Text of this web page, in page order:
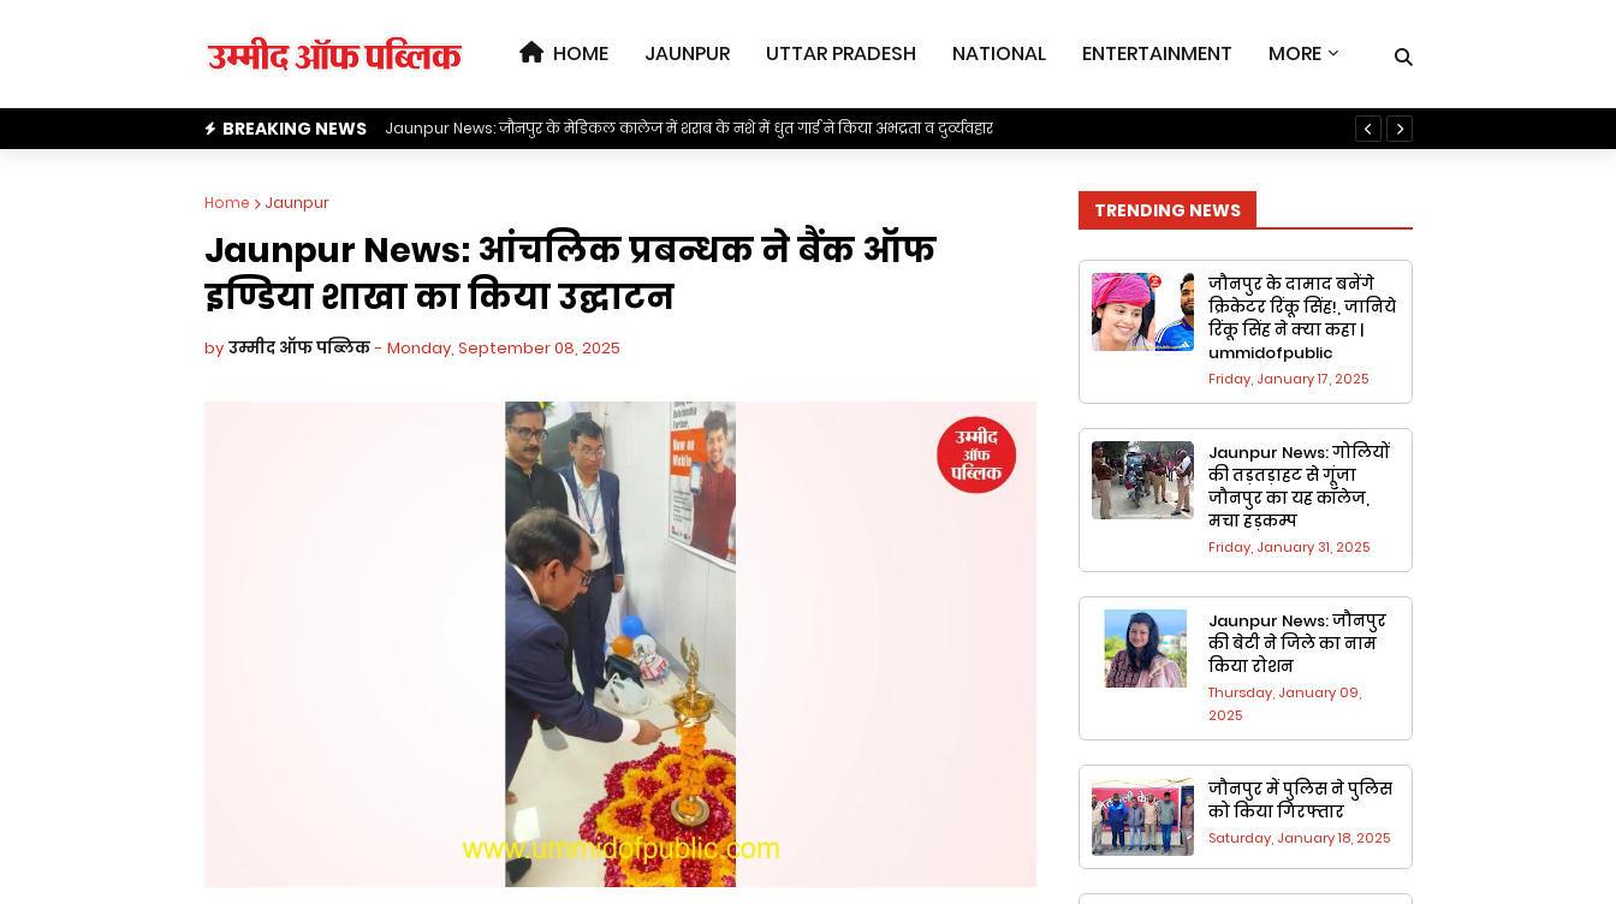
HOME JAUNPUR UTTAR PRADESH NATIONAL ENTERTAINMENT MORE
BREAKING NEWS Jaunpur News: जौनपुर के मेडिकल कालेज में शराब के नशे में धुत गार्ड ने किया अभद्रता व दुर्व्यवहार
Home Jaunpur
Jaunpur News: आंचलिक प्रबन्धक ने बैंक ऑफ
इण्डिया शाखा का किया उद्घाटन
by उम्मीद ऑफ पब्लिक - Monday, September 08, 2025
TRENDING NEWS
जौनपुर के दामाद बनेंगे
क्रिकेटर रिंकू सिंह!, जानिये
रिंकू सिंह ने क्या कहा |
ummidofpublic
Friday, January 17, 2025
Jaunpur News: गोलियों
की तड़तड़ाहट से गूंजा
जौनपुर का यह कॉलेज,
मचा हड़कम्प
Friday, January 31, 2025
Jaunpur News: जौनपुर
की बेटी ने जिले का नाम
किया रोशन
Thursday, January 09,
2025
जौनपुर में पुलिस ने पुलिस
को किया गिरफ्तार
Saturday, January 18, 2025